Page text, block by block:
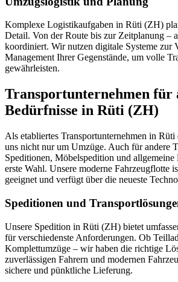
Komplexe Logistikaufgaben in Rüti (ZH)
Detail. Von der Route bis zur Zeitplanung –
koordiniert. Wir nutzen digitale Systeme zur
Management Ihrer Gegenstände, um volle
gewährleisten.
Transportunternehmen für
Bedürfnisse in Rüti (ZH)
Als etabliertes Transportunternehmen in
uns nicht nur um Umzüge. Auch für andere
Speditionen, Möbelspedition und
erste Wahl. Unsere moderne Fahrzeugflotte
geeignet und verfügt über die neueste
Speditionen und
Unsere Spedition in Rüti (ZH) bietet
für verschiedenste Anforderungen. Ob
Komplettumzüge – wir haben die richtige
zuverlässigen Fahrern und modernen
sichere und pünktliche Lieferung.